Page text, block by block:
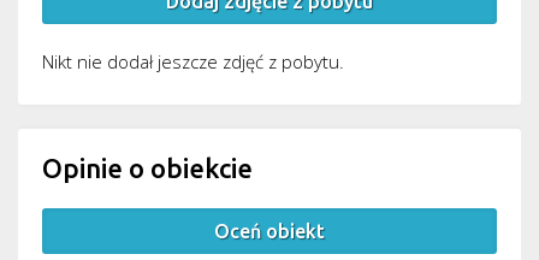
Nikt nie dodał jeszcze zdjęć z pobytu.
Opinie o obiekcie
Oceń obiekt